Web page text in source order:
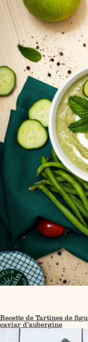
Recette de Tartines de
caviar d’aubergine